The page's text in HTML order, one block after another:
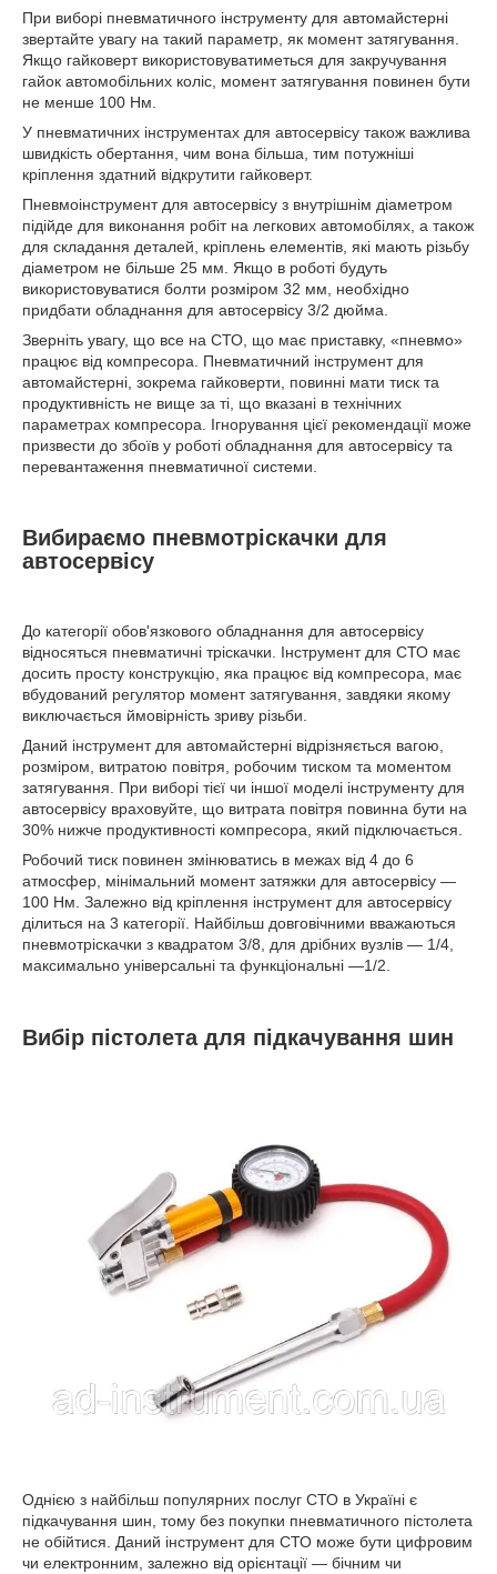
При виборі пневматичного інструменту для автомайстерні
звертайте увагу на такий параметр, як момент затягування.
Якщо гайковерт використовуватиметься для закручування
гайок автомобільних коліс, момент затягування повинен бути
не менше 100 Нм.
У пневматичних інструментах для автосервісу також важлива
швидкість обертання, чим вона більша, тим потужніші
кріплення здатний відкрутити гайковерт.
Пневмоінструмент для автосервісу з внутрішнім діаметром
підійде для виконання робіт на легкових автомобілях, а також
для складання деталей, кріплень елементів, які мають різьбу
діаметром не більше 25 мм. Якщо в роботі будуть
використовуватися болти розміром 32 мм, необхідно
придбати обладнання для автосервісу 3/2 дюйма.
Зверніть увагу, що все на СТО, що має приставку, «пневмо»
працює від компресора. Пневматичний інструмент для
автомайстерні, зокрема гайковерти, повинні мати тиск та
продуктивність не вище за ті, що вказані в технічних
параметрах компресора. Ігнорування цієї рекомендації може
призвести до збоїв у роботі обладнання для автосервісу та
перевантаження пневматичної системи.
Вибираємо пневмотріскачки для
автосервісу
До категорії обов'язкового обладнання для автосервісу
відносяться пневматичні тріскачки. Інструмент для СТО має
досить просту конструкцію, яка працює від компресора, має
вбудований регулятор момент затягування, завдяки якому
виключається ймовірність зриву різьби.
Даний інструмент для автомайстерні відрізняється вагою,
розміром, витратою повітря, робочим тиском та моментом
затягування. При виборі тієї чи іншої моделі інструменту для
автосервісу враховуйте, що витрата повітря повинна бути на
30% нижче продуктивності компресора, який підключається.
Робочий тиск повинен змінюватись в межах від 4 до 6
атмосфер, мінімальний момент затяжки для автосервісу —
100 Нм. Залежно від кріплення інструмент для автосервісу
ділиться на 3 категорії. Найбільш довговічними вважаються
пневмотріскачки з квадратом 3/8, для дрібних вузлів — 1/4,
максимально універсальні та функціональні —1/2.
Вибір пістолета для підкачування шин
Однією з найбільш популярних послуг СТО в Україні є
підкачування шин, тому без покупки пневматичного пістолета
не обійтися. Даний інструмент для СТО може бути цифровим
чи електронним, залежно від орієнтації — бічним чи